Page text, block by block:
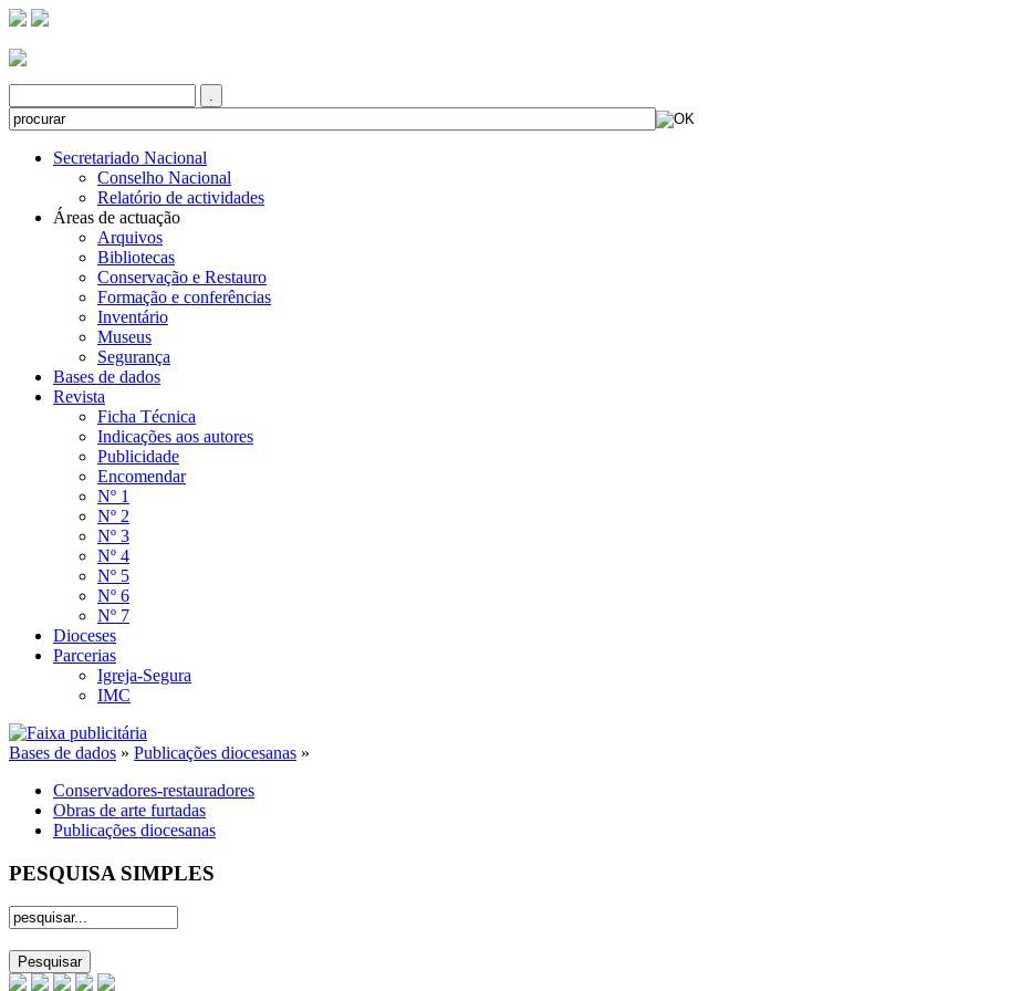
Secretariado Nacional
Conselho Nacional
Relatório de actividades
Áreas de actuação
Arquivos
Bibliotecas
Conservação e Restauro
Formação e conferências
Inventário
Museus
Segurança
Bases de dados
Revista
Ficha Técnica
Indicações aos autores
Publicidade
Encomendar
Nº 1
Nº 2
Nº 3
Nº 4
Nº 5
Nº 6
Nº 7
Dioceses
Parcerias
Igreja-Segura
IMC
Bases de dados » Publicações diocesanas »
Conservadores-restauradores
Obras de arte furtadas
Publicações diocesanas
PESQUISA SIMPLES